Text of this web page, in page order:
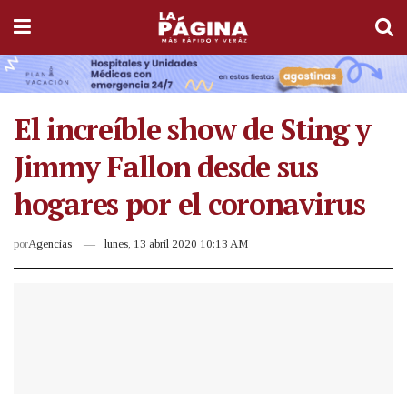
El increíble show de Sting y
Jimmy Fallon desde sus
hogares por el coronavirus
porAgencias lunes, 13 abril 2020 10:13 AM